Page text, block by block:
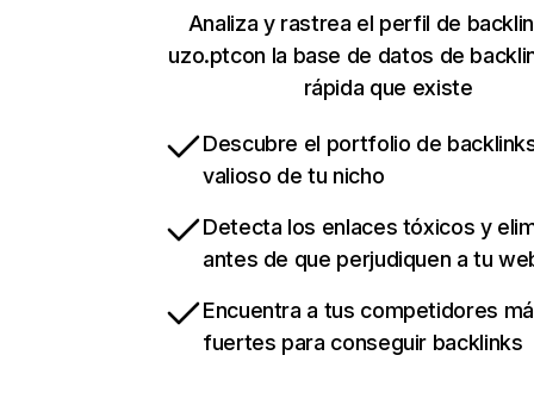
Analiza y rastrea el perfil de
uzo.ptcon la base de datos de
rápida que existe
Descubre el portfolio de
valioso de tu nicho
Detecta los enlaces tóxicos y
antes de que perjudiquen a tu
Encuentra a tus competidores
fuertes para conseguir backlinks